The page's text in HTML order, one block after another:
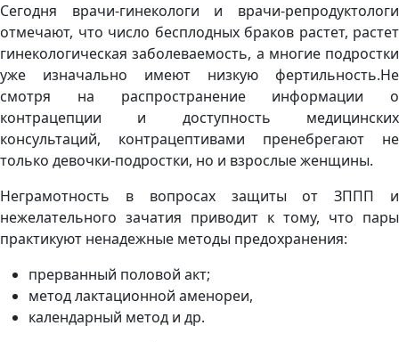
Сегодня врачи-гинекологи и врачи-репродуктологи
отмечают, что число бесплодных браков растет, растет
гинекологическая заболеваемость, а многие подростки
уже изначально имеют низкую фертильность.Не
смотря на распространение информации о
контрацепции и доступность медицинских
консультаций, контрацептивами пренебрегают не
только девочки-подростки, но и взрослые женщины.
Неграмотность в вопросах защиты от ЗППП и
нежелательного зачатия приводит к тому, что пары
практикуют ненадежные методы предохранения:
прерванный половой акт;
метод лактационной аменореи,
календарный метод и др.